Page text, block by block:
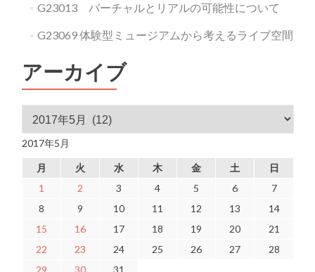
G23013 バーチャルとリアルの可能性について
G23069 体験型ミュージアムから考えるライブ空間
アーカイブ
アーカイブ
2017年5月
月 火 水 木 金 土
日
1
2 3 4 5 6
7
8
9 10 11 12 13
14
15
16 17 18 19 20
21
22
23 24 25 26 27
28
29
30 31